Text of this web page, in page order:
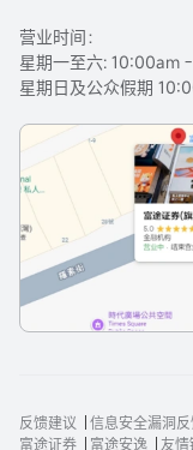
营业时间：
星期一至六: 10:00am
星期日及公众假期
反馈建议 信息安全漏洞
富途证券
富途安逸 友